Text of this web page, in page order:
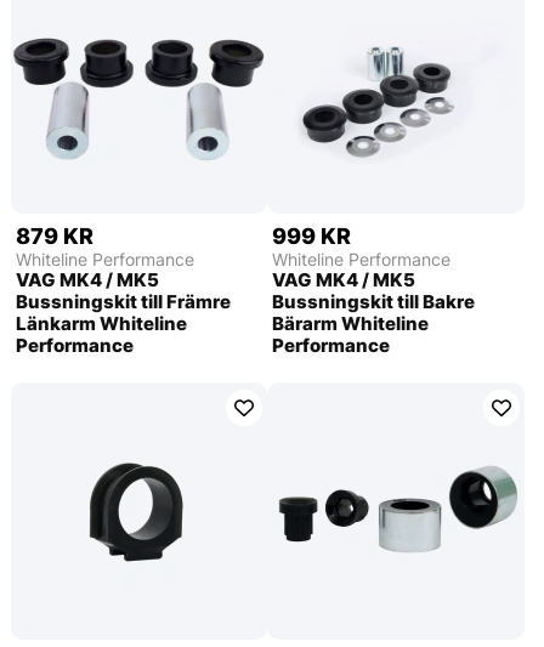
879 KR
Whiteline Performance
VAG MK4 / MK5
Bussningskit till Främre
Länkarm Whiteline
Performance
999 KR
Whiteline Performance
VAG MK4 / MK5
Bussningskit till Bakre
Bärarm Whiteline
Performance